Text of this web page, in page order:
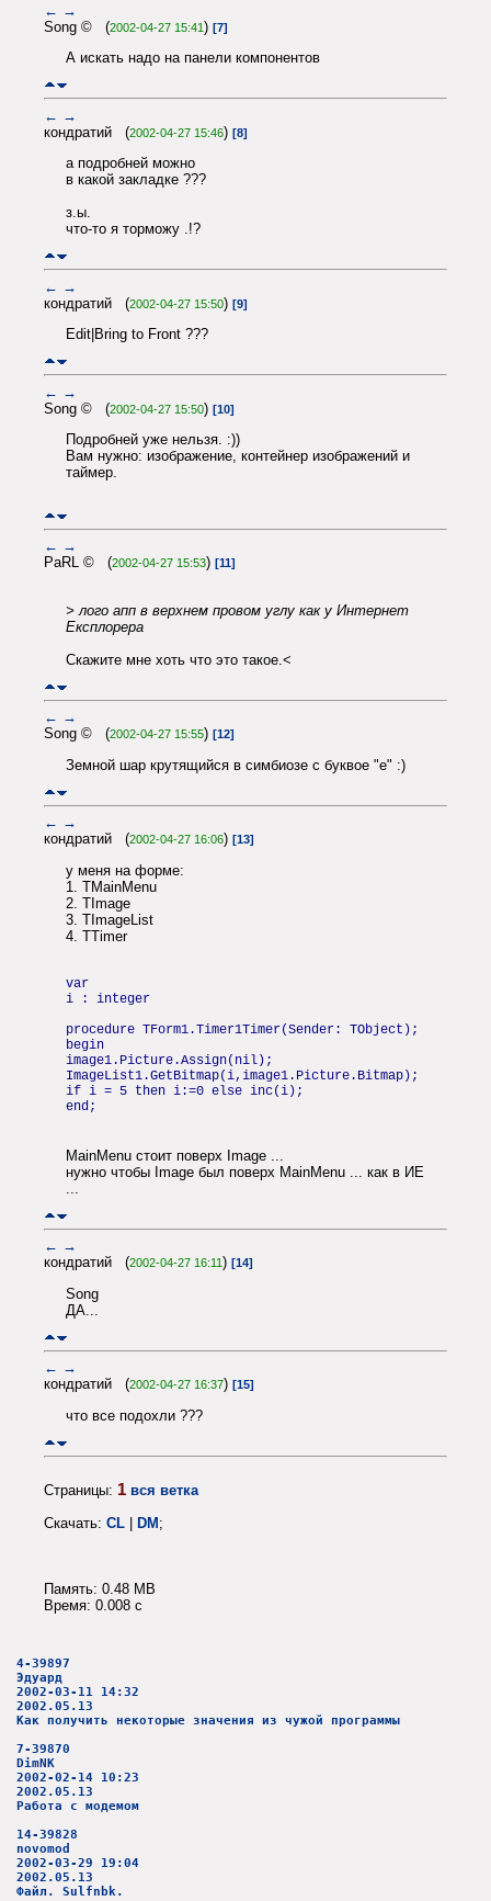
← →
Song © (2002-04-27 15:41) [7]
А искать надо на панели компонентов
← →
кондратий (2002-04-27 15:46) [8]
а подробней можно
в какой закладке ???
з.ы.
что-то я торможу .!?
← →
кондратий (2002-04-27 15:50) [9]
Edit|Bring to Front ???
← →
Song © (2002-04-27 15:50) [10]
Подробней уже нельзя. :))
Вам нужно: изображение, контейнер изображений и
таймер.
← →
PaRL © (2002-04-27 15:53) [11]
> лого апп в верхнем провом углу как у Интернет
Експлорера
Скажите мне хоть что это такое.<
← →
Song © (2002-04-27 15:55) [12]
Земной шар крутящийся в симбиозе с буквое "e" :)
← →
кондратий (2002-04-27 16:06) [13]
у меня на форме:
1. TMainMenu
2. TImage
3. TImageList
4. TTimer
var
i : integer
procedure TForm1.Timer1Timer(Sender: TObject);
begin
image1.Picture.Assign(nil);
ImageList1.GetBitmap(i,image1.Picture.Bitmap);
if i = 5 then i:=0 else inc(i);
end;
MainMenu стоит поверх Image ...
нужно чтобы Image был поверх MainMenu ... как в ИЕ
← →
кондратий (2002-04-27 16:11 ) [14]
Song
ДА...
← →
кондратий (2002-04-27 16:37) [15]
что все подохли ???
Страницы: 1 вся ветка
Скачать: CL DM ;
Память: 0.48 MB
Время: 0.008 c
4-39897
Эдуард
2002-03-11 14:32
2002.05.13
Как получить некоторые значения из чужой программы
7-39870
DimNK
2002-02-14 10:23
2002.05.13
Работа с модемом
14-39828
novomod
2002-03-29 19:04
2002.05.13
Файл. Sulfnbk.